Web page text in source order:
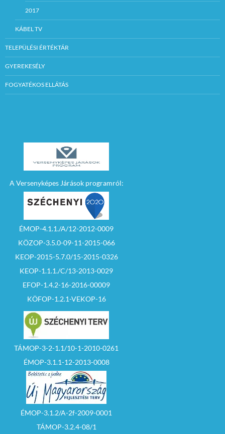
2017
KÁBEL TV
TELEPÜLÉSI ÉRTÉKTÁR
GYEREKESÉLY
FOGYATÉKOS ELLÁTÁS
A Versenyképes Járások programról:
ÉMOP-4.1.1./A/12-2012-0009
KÖZOP-3.5.0-09-11-2015-066
KEOP-2015-5.7.0/15-2015-0326
KEOP-1.1.1./C/13-2013-0029
EFOP-1.4.2-16-2016-00009
KÖFOP-1.2.1-VEKOP-16
TÁMOP-3-2-1.1/10-1-2010-0261
ÉMOP-3.1.1-12-2013-0008
ÉMOP-3.1.2/A-2f-2009-0001
TÁMOP-3.2.4-08/1